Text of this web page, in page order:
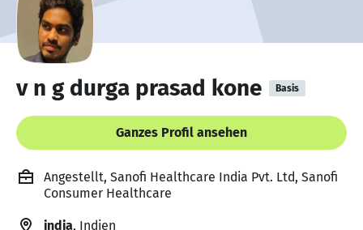
v n g durga prasad kone Basis
Ganzes Profil ansehen
Angestellt, Sanofi Healthcare India Pvt. Ltd, Sanofi
Consumer Healthcare
india, Indien